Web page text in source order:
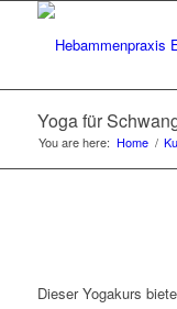
Yoga für
You are here: Home /
Dieser Yogakurs